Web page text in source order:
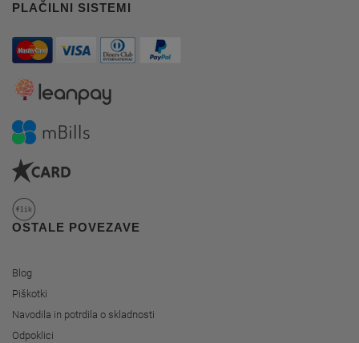
PLAČILNI SISTEMI
OSTALE POVEZAVE
Blog
Piškotki
Navodila in potrdila o skladnosti
Odpoklici